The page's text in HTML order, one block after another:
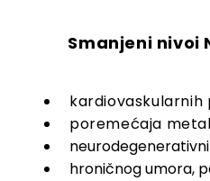
Smanjeni nivoi
kardiovaskularnih
poremećaja
hroničnog umora,